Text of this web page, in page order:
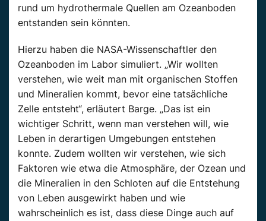
rund um hydrothermale Quellen am Ozeanboden
entstanden sein könnten.
Hierzu haben die NASA-Wissenschaftler den
Ozeanboden im Labor simuliert. „Wir wollten
verstehen, wie weit man mit organischen Stoffen
und Mineralien kommt, bevor eine tatsächliche
Zelle entsteht“, erläutert Barge. „Das ist ein
wichtiger Schritt, wenn man verstehen will, wie
Leben in derartigen Umgebungen entstehen
konnte. Zudem wollten wir verstehen, wie sich
Faktoren wie etwa die Atmosphäre, der Ozean und
die Mineralien in den Schloten auf die Entstehung
von Leben ausgewirkt haben und wie
wahrscheinlich es ist, dass diese Dinge auch auf